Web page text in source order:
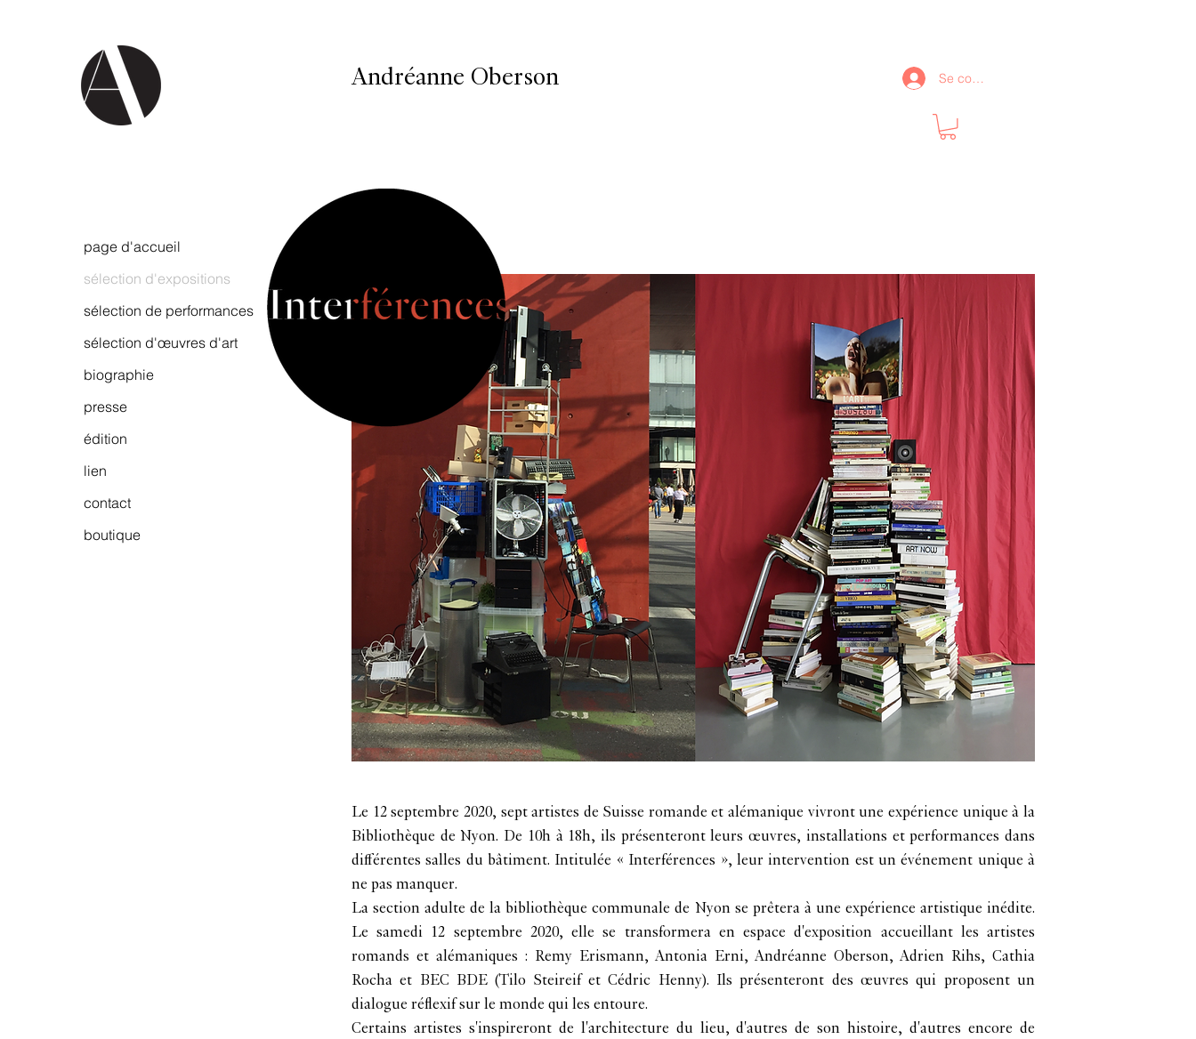
Andréanne Oberson Se connecter
Le 12 septembre 2020, sept artistes de Suisse romande et alémanique vivront une expérience unique à la
Bibliothèque de Nyon. De 10h à 18h, ils présenteront leurs œuvres, installations et performances dans
différentes salles du bâtiment. Intitulée « Interférences », leur intervention est un événement unique à
ne pas manquer.
La section adulte de la bibliothèque communale de Nyon se prêtera à une expérience artistique inédite.
Le samedi 12 septembre 2020, elle se transformera en espace d'exposition accueillant les artistes
romands et alémaniques : Remy Erismann, Antonia Erni, Andréanne Oberson, Adrien Rihs, Cathia
Rocha et BEC BDE (Tilo Steireif et Cédric Henny). Ils présenteront des œuvres qui proposent un
dialogue réflexif sur le monde qui les entoure.
Certains artistes s'inspireront de l'architecture du lieu, d'autres de son histoire, d'autres encore de
page d'accueil
sélection d'expositions
sélection de performances
sélection d'œuvres d'art
biographie
presse
édition
lien
contact
boutique